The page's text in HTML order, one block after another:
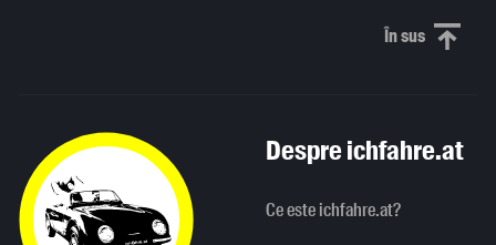
În susDerulați
Despre ichfahre.at
Ce este ichfahre.at?